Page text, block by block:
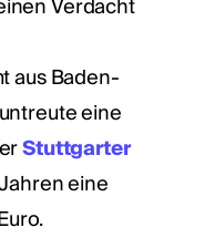
aus Baden-
eine
Stuttgarter
eine